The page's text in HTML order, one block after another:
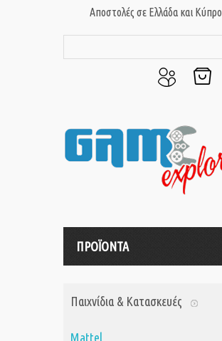
Αποστολές σε Ελλάδα και Κύπρο
μου
ΠΡΟΪΟΝΤΑ
Παιχνίδια & Κατασκευές
Mattel